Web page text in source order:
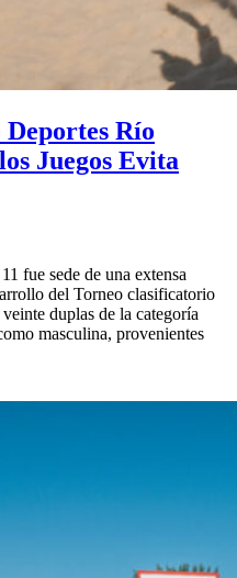
Deportes Río
Juegos Evita
fue sede de una extensa
del Torneo clasificatorio
duplas de la categoría
masculina, provenientes